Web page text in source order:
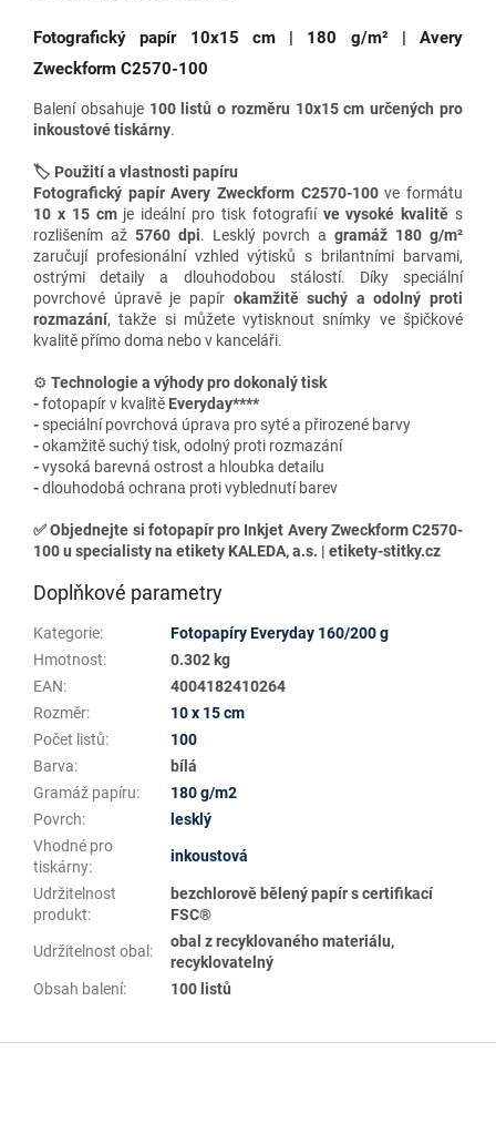
Fotografický papír 10x15 cm | 180 g/m² | Avery
Zweckform C2570-100
Balení obsahuje 100 listů o rozměru 10x15 cm určených pro
inkoustovétiskárny.
🏷️ Použití a vlastnosti papíru
Fotografický papír Avery Zweckform C2570-100ve formátu
10 x 15 cmje ideální pro tisk fotografií ve vysoké kvalitě s
rozlišením až5760 dpi. Lesklý povrch agramáž 180 g/m²
zaručují profesionální vzhled výtisků s brilantními barvami,
ostrými detaily a dlouhodobou stálostí. Díky speciální
povrchové úpravě je papír okamžitě suchý a odolný proti
rozmazání, takže si můžete vytisknout snímky ve špičkové
kvalitě přímo doma nebo v kanceláři.
⚙️ Technologie a výhodypro dokonalý tisk
-fotopapír v kvalitě Everyday****
- speciálnípovrchová úprava pro syté a přirozené barvy
-okamžitě suchý tisk, odolný proti rozmazání
-vysoká barevná ostrost a hloubka detailu
-dlouhodobá ochrana proti vyblednutí barev
✅Objednejte si fotopapír pro Inkjet Avery Zweckform C2570-
100 u specialisty na etikety KALEDA, a.s. | etikety-stitky.cz
Doplňkové parametry
Kategorie:
Fotopapíry Everyday 160/200 g
Hmotnost:
0.302 kg
EAN:
4004182410264
Rozměr:
10 x 15 cm
Počet listů:
100
Barva:
bílá
Gramáž papíru:
180 g/m2
Povrch:
lesklý
Vhodné pro
tiskárny:
inkoustová
Udržitelnost
produkt:
bezchlorově bělený papír s certifikací
FSC®
Udržitelnost obal :
obal z recyklovaného materiálu,
recyklovatelný
Obsah balení: 100 listů